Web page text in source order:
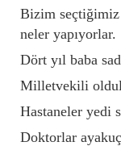
Bizim
neler yapıyorlar.
Dört yıl baba
Milletvekili
Hastaneler yedi
Doktorlar